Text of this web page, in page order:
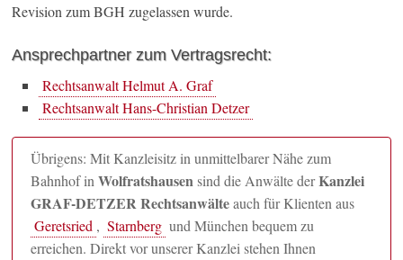
Revision zum BGH zugelassen wurde.
Ansprechpartner zum Vertragsrecht:
Rechtsanwalt Helmut A. Graf
Rechtsanwalt Hans-Christian Detzer
Übrigens: Mit Kanzleisitz in unmittelbarer Nähe zum
Bahnhof inWolfratshausensind die Anwälte derKanzlei
GRAF-DETZER Rechtsanwälteauch für Klienten aus
Geretsried , Starnberg und München bequem zu
erreichen. Direkt vor unserer Kanzlei stehen Ihnen